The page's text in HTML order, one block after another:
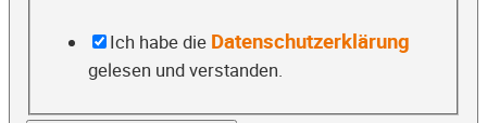
Ich habe die Datenschutzerklärung
gelesen und verstanden.